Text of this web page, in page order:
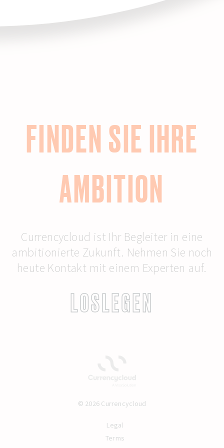
FINDEN SIE IHRE
AMBITION
Currencycloud ist Ihr Begleiter in eine
ambitionierte Zukunft. Nehmen Sie noch
heute Kontakt mit einem Experten auf.
LOSLEGEN
© 2026 Currencycloud
Legal
Terms